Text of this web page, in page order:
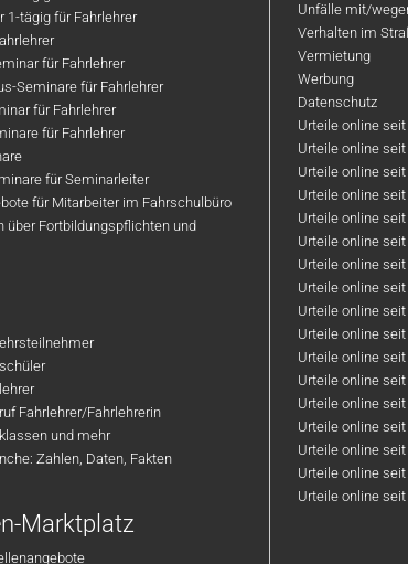
1-tägig für Fahrlehrer
für Fahrlehrer
Seminare für Fahrlehrer
für Fahrlehrer
für Fahrlehrer
für Seminarleiter
für Mitarbeiter im Fahrschulbüro
über Fortbildungspflichten und
Fahrlehrer/Fahrlehrerin
und mehr
Zahlen, Daten, Fakten
Marktplatz
Unfälle mit/
Verhalten im
Vermietung
Werbung
Datenschutz
Urteile online
Urteile online
Urteile online
Urteile online
Urteile online
Urteile online seit
Urteile online
Urteile online
Urteile online
Urteile online
Urteile online
Urteile online
Urteile online
Urteile online
Urteile online
Urteile online seit
Urteile online